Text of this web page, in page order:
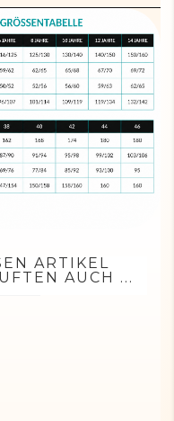
ARTIKEL
AUCH ...